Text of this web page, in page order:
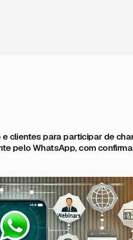
clientes para participar de
pelo WhatsApp, com